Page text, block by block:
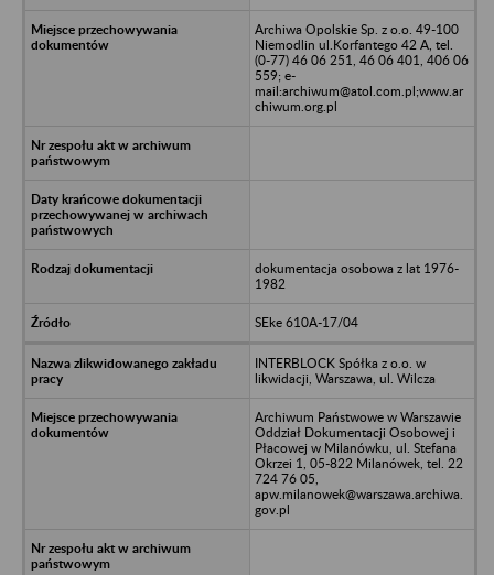
Archiwa Opolskie Sp. z o.o. 49-100
Niemodlin ul.Korfantego 42 A, tel.
(0-77) 46 06 251, 46 06 401, 406 06
559; e-
mail:archiwum@atol.com.pl;www.ar
chiwum.org.pl
dokumentacja osobowa z lat 1976-
1982
SEke 610A-17/04
INTERBLOCK Spółka z o.o. w
likwidacji, Warszawa, ul. Wilcza
Archiwum Państwowe w Warszawie
Oddział Dokumentacji Osobowej i
Płacowej w Milanówku, ul. Stefana
Okrzei 1, 05-822 Milanówek, tel. 22
724 76 05,
apw.milanowek@warszawa.archiwa.
gov.pl